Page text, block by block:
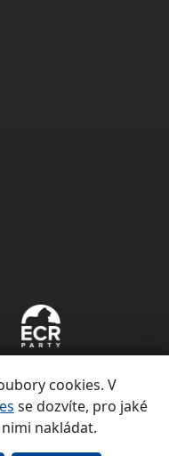
cookies. V
se dozvíte, pro jaké
nakládat.